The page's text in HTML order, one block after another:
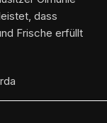
dass
Frische erfüllt